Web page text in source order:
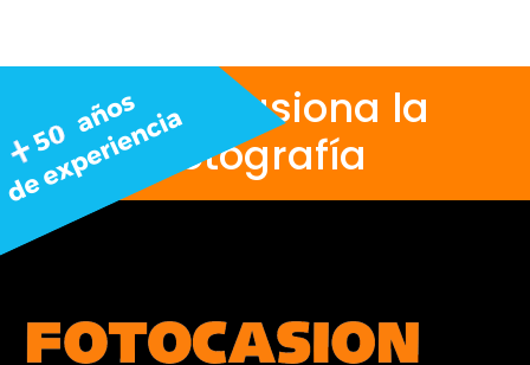
Nos apasiona la
fotografía